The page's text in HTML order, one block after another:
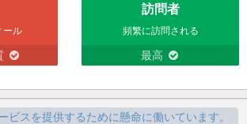
ール
訪問者
頻繁に訪問される
最高
ビスを提供するために懸命に働いています。